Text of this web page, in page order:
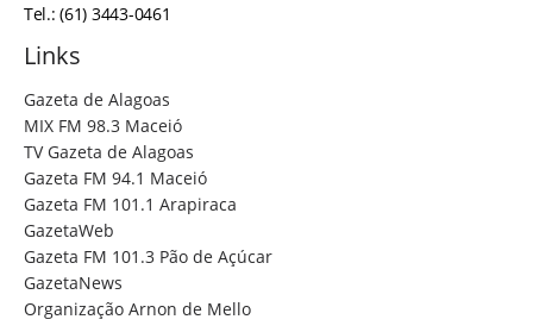
Tel.: (61) 3443-0461
Links
Gazeta de Alagoas
MIX FM 98.3 Maceió
TV Gazeta de Alagoas
Gazeta FM 94.1 Maceió
Gazeta FM 101.1 Arapiraca
GazetaWeb
Gazeta FM 101.3 Pão de Açúcar
GazetaNews
Organização Arnon de Mello